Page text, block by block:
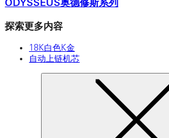
ODYSSEUS奥德修斯系列
探索更多内容
18K白色K金
自动上链机芯